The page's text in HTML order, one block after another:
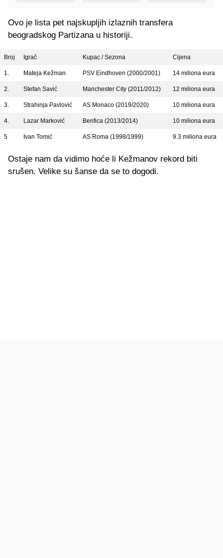
Ovo je lista pet najskupljih izlaznih transfera
beogradskog Partizana u historiji.
Broj Igrač Kupac / Sezona Cijena
1. Mateja Kežman PSV Eindhoven (2000/2001) 14 miliona eura
2. Stefan Savić Manchester City (2011/2012) 12 miliona eura
3. Strahinja Pavlović AS Monaco (2019/2020) 10 miliona eura
4. Lazar Marković Benfica (2013/2014) 10 miliona eura
5 Ivan Tomić AS Roma (1998/1999) 9.3 miliona eura
Ostaje nam da vidimo hoće li Kežmanov rekord biti
srušen. Velike su šanse da se to dogodi.